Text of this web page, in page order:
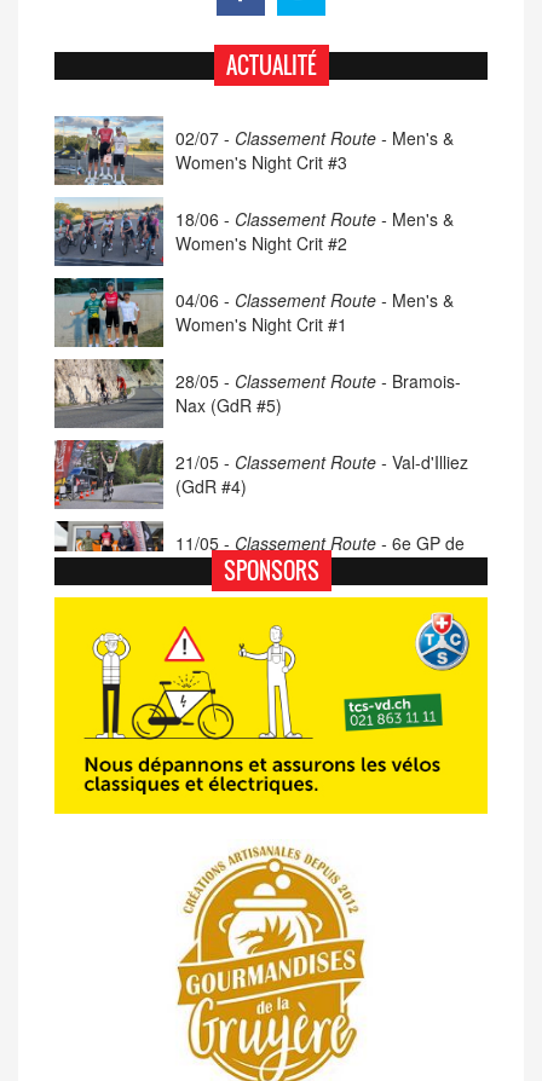
ACTUALITÉ
02/07 - Classement Route - Men's &
Women's Night Crit #3
18/06 - Classement Route - Men's &
Women's Night Crit #2
04/06 - Classement Route - Men's &
Women's Night Crit #1
28/05 - Classement Route - Bramois-
Nax (GdR #5)
21/05 - Classement Route - Val-d'Illiez
(GdR #4)
11/05 - Classement Route - 6e GP de
Porsel (TdC #4)
07/05 - Classement Route -
Blonay-Les
Pléiades (GdR #3)
23/04 - Classement Route -4e Pringy -
Moléson (TdC #3)
14/04 -Photos -Les photos du 5e GP
de Semsales
14/04 -Classement Route -
Semsales (TdC #2)
SPONSORS